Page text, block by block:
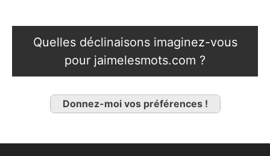
Quelles déclinaisons imaginez-vous
pour jaimelesmots.com ?
Donnez-moi vos préférences !